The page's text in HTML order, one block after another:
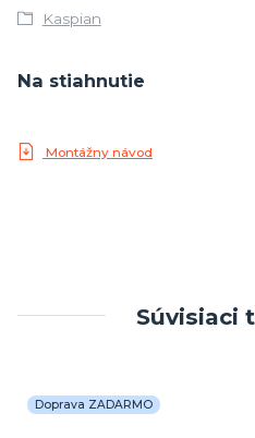
Kaspian
Na stiahnutie
Montážny návod
Súvisiaci
Doprava ZADARMO